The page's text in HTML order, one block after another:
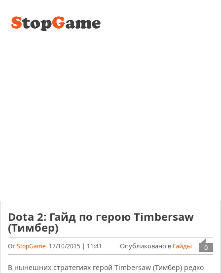
Dota 2: Гайд по герою Timbersaw
(Тимбер)
ОтStopGame 17/10/2015 | 11:41 0
Опубликовано в Гайды
В нынешних стратегиях герой Timbersaw (Тимбер) редко